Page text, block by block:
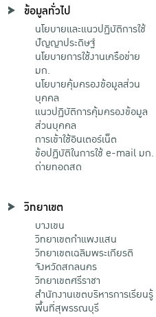
ข้อมูลทั่วไป
นโยบายและแนวปฏิบัติการใช้
ปัญญาประดิษฐ์
นโยบายการใช้งานเครือข่าย
มก.
นโยบายคุ้มครองข้อมูลส่วน
บุคคล
แนวปฏิบัติการคุ้มครองข้อมูล
ส่วนบุคคล
การเข้าใช้อินเตอร์เน็ต
ข้อปฏิบัติในการใช้ e-mail มก.
ถ่ายทอดสด
วิทยาเขต
บางเขน
วิทยาเขตกําแพงแสน
วิทยาเขตเฉลิมพระเกียรติ
จังหวัดสกลนคร
วิทยาเขตศรีราชา
สำนักงานเขตบริหารการเรียนรู้
พื้นที่สุพรรณบุรี